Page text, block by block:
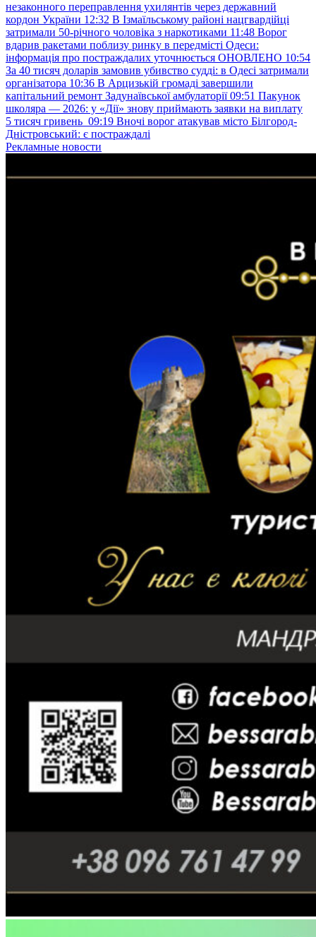
незаконного переправлення ухилянтів через державний
кордон України 12:32 В Ізмаїльському районі нацгвардійці
затримали 50-річного чоловіка з наркотиками 11:48 Ворог
вдарив ракетами поблизу ринку в передмісті Одеси:
інформація про постраждалих уточнюється ОНОВЛЕНО 10:54
За 40 тисяч доларів замовив убивство судді: в Одесі затримали
організатора 10:36 В Арцизькій громаді завершили
капітальний ремонт Задунаївської амбулаторії 09:51 Пакунок
школяра — 2026: у «Дії» знову приймають заявки на виплату
5 тисяч гривень 09:19 Вночі ворог атакував місто Білгород-
Дністровський: є постраждалі
Рекламные новости